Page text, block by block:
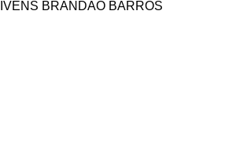
IVENS BRANDÃO BARROS